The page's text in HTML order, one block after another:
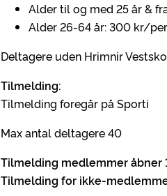
Alder til og med 25 år &
Alder 26-64 år: 300 kr/
Deltagere uden Hrimnir
Tilmelding:
Tilmelding foregår på Sporti
Max antal deltagere 40
Tilmelding medlemmer åbner
Tilmelding for ikke-